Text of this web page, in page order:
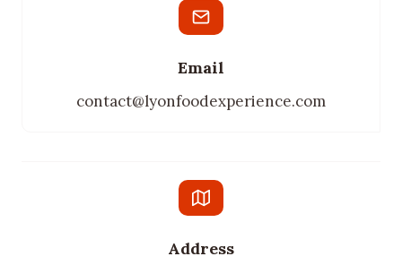
Email
contact@lyonfoodexperience.com
Address